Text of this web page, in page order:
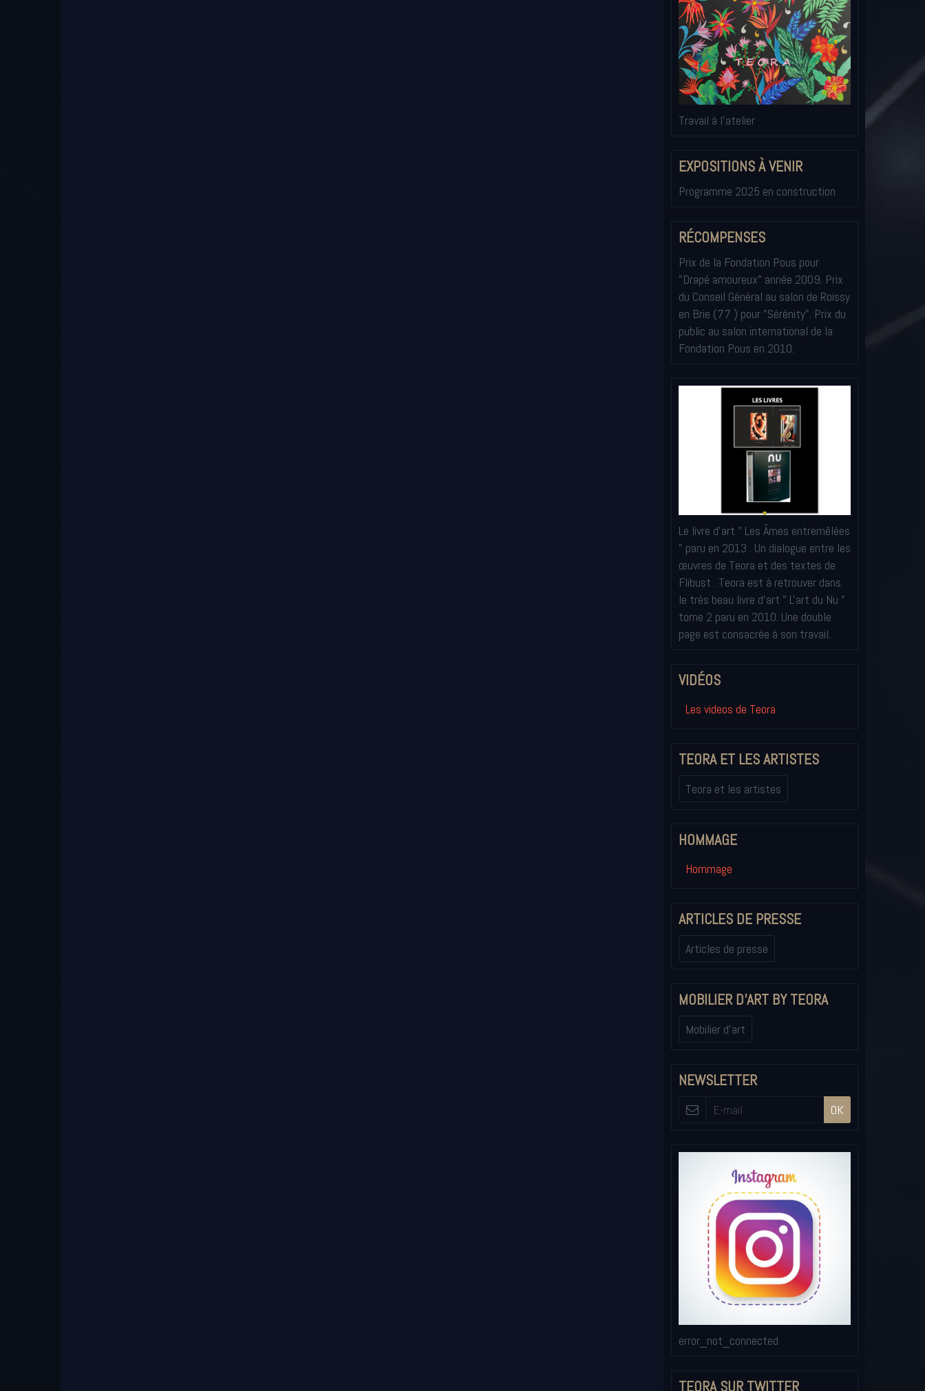
Travail à l'atelier
EXPOSITIONS À VENIR
Programme 2025 en construction
RÉCOMPENSES
Prix de la Fondation Pous pour
"Drapé amoureux" année 2009. Prix
du Conseil Général au salon de Roissy
en Brie (77 ) pour "Sérénity". Prix du
public au salon international de la
Fondation Pous en 2010.
Le livre d'art " Les Âmes entremêlées
" paru en 2013 . Un dialogue entre les
œuvres de Teora et des textes de
Flibust . Teora est à retrouver dans
le très beau livre d'art " L'art du Nu "
tome 2 paru en 2010. Une double
page est consacrée à son travail.
VIDÉOS
Les videos de Teora
TEORA ET LES ARTISTES
Teora et les artistes
HOMMAGE
Hommage
ARTICLES DE PRESSE
Articles de presse
MOBILIER D'ART BY TEORA
Mobilier d'art
NEWSLETTER
OK
error_not_connected
TEORA SUR TWITTER